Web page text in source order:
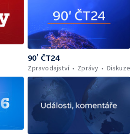
90’ ČT24
Zpravodajství
Zprávy Diskuze